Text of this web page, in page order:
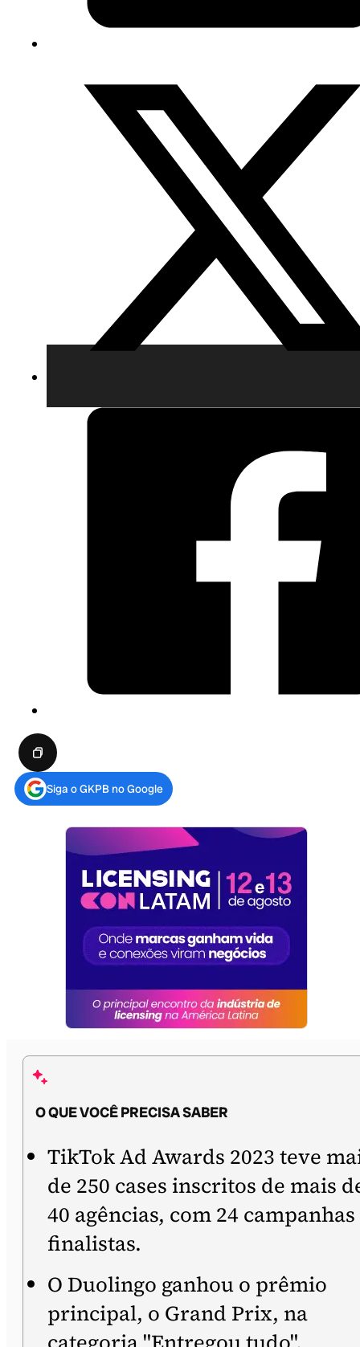
Siga o GKPB no Google
O QUE VOCÊ PRECISA SABER
TikTok Ad Awards 2023 teve
de 250 cases inscritos de mais
40 agências, com 24 campanhas
finalistas.
O Duolingo ganhou o prêmio
principal, o Grand Prix, na